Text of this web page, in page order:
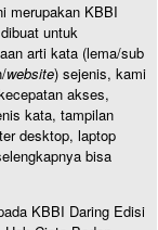
merupakan KBBI
untuk
arti kata (lema/sub
website) sejenis, kami
akses,
kata, tampilan
desktop, laptop
bisa
KBBI Daring Edisi